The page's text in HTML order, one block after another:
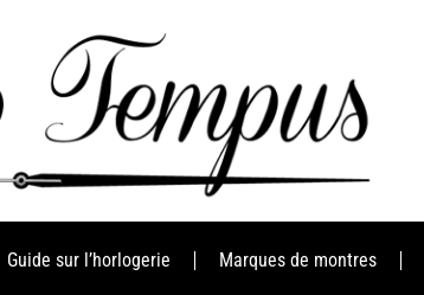
Guide sur l’horlogerie Marques de montres